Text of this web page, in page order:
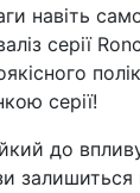
навіть
серії
серії!
до
залишиться